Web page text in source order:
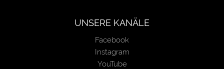
UNSERE KANÄLE
Facebook
Instagram
YouTube